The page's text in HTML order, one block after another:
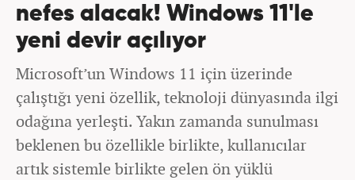
nefes alacak! Windows 11'le
yeni devir açılıyor
Microsoft’un Windows 11 için üzerinde
çalıştığı yeni özellik, teknoloji dünyasında ilgi
odağına yerleşti. Yakın zamanda sunulması
beklenen bu özellikle birlikte, kullanıcılar
artık sistemle birlikte gelen ön yüklü